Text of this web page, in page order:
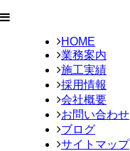
HOME
業務案内
施工実績
採用情報
会社概要
お問い合わせ
ブログ
サイトマップ